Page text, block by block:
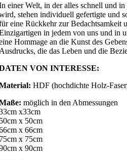
einer Welt, in der alles schnell und
stehen individuell gefertigte und
eine Rückkehr zur Bedachtsamkeit
in jedem von uns und in
Hommage an die Kunst des
die das Leben und die
VON INTERESSE:
HDF (hochdichte Holz-
möglich in den Abmessungen
x33cm
x 50cm
x 66cm
x 75cm
x 90cm